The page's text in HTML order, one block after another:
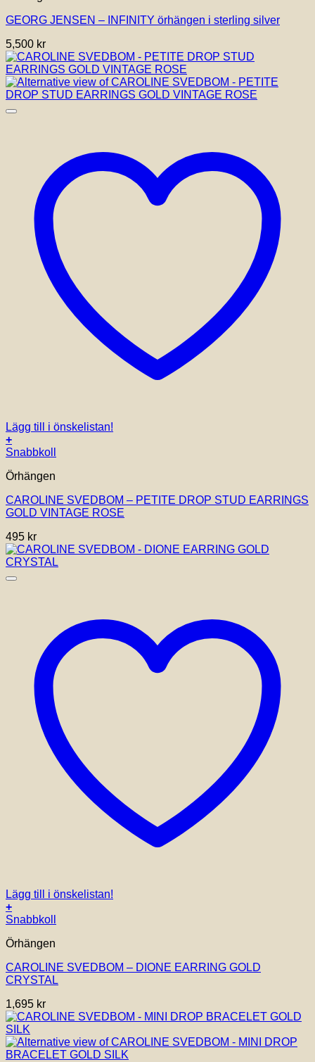
GEORG JENSEN – INFINITY örhängen i sterling silver
5,500 kr
Lägg till i önskelistan!
+
Snabbkoll
Örhängen
CAROLINE SVEDBOM – PETITE DROP STUD EARRINGS
GOLD VINTAGE ROSE
495 kr
Lägg till i önskelistan!
+
Snabbkoll
Örhängen
CAROLINE SVEDBOM – DIONE EARRING GOLD
CRYSTAL
1,695 kr